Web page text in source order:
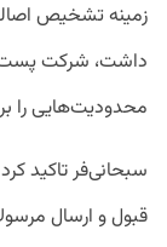
زمینه تشخیص
داشت، شرکت
محدودیت‌هایی را
سبحانی‌فر تاکید
قبول و ارسال